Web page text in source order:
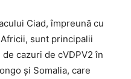
Ciad, împreună cu
sunt principalii
cazuri de cVDPV2 în
și Somalia, care